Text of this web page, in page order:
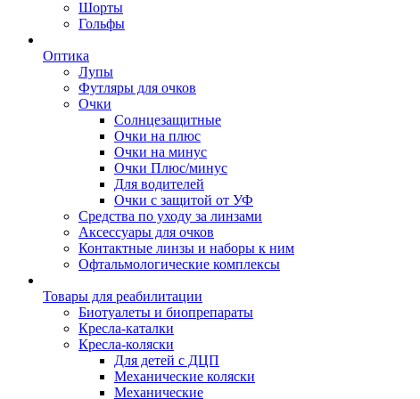
Шорты
Гольфы
Оптика
Лупы
Футляры для очков
Очки
Солнцезащитные
Очки на плюс
Очки на минус
Очки Плюс/минус
Для водителей
Очки с защитой от УФ
Средства по уходу за линзами
Аксессуары для очков
Контактные линзы и наборы к ним
Офтальмологические комплексы
Товары для реабилитации
Биотуалеты и биопрепараты
Кресла-каталки
Кресла-коляски
Для детей с ДЦП
Механические коляски
Механические